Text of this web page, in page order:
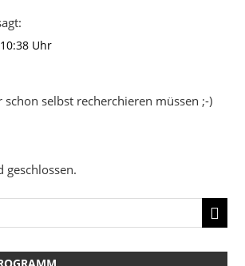
Uhr
selbst recherchieren müssen ;-)
geschlossen.